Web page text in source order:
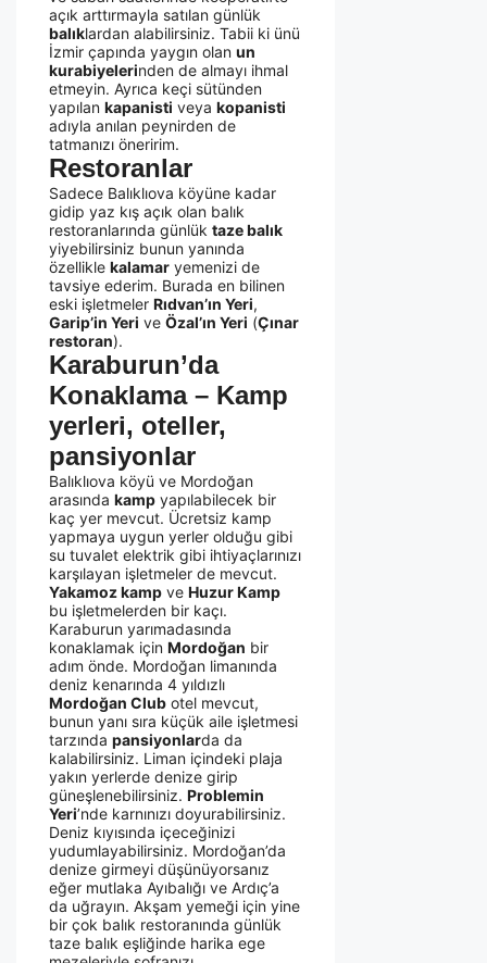
açık arttırmayla satılan günlük
balıklardan alabilirsiniz. Tabii ki ünü
İzmir çapında yaygın olan un
kurabiyelerinden de almayı ihmal
etmeyin. Ayrıca keçi sütünden
yapılan kapanisti veya kopanisti
adıyla anılan peynirden de
tatmanızı öneririm.
Restoranlar
Sadece Balıklıova köyüne kadar
gidip yaz kış açık olan balık
restoranlarında günlük taze balık
yiyebilirsiniz bunun yanında
özellikle kalamar yemenizi de
tavsiye ederim. Burada en bilinen
eski işletmeler Rıdvan’ın Yeri,
Garip’in Yeri ve Özal’ın Yeri (Çınar
restoran).
Karaburun’da
Konaklama – Kamp
yerleri, oteller,
pansiyonlar
Balıklıova köyü ve Mordoğan
arasında kamp yapılabilecek bir
kaç yer mevcut. Ücretsiz kamp
yapmaya uygun yerler olduğu gibi
su tuvalet elektrik gibi ihtiyaçlarınızı
karşılayan işletmeler de mevcut.
Yakamoz kamp ve Huzur Kamp
bu işletmelerden bir kaçı.
Karaburun yarımadasında
konaklamak için Mordoğan bir
adım önde. Mordoğan limanında
deniz kenarında 4 yıldızlı
Mordoğan Club otel mevcut,
bunun yanı sıra küçük aile işletmesi
tarzında pansiyonlarda da
kalabilirsiniz. Liman içindeki plaja
yakın yerlerde denize girip
güneşlenebilirsiniz. Problemin
Yeri’nde karnınızı doyurabilirsiniz.
Deniz kıyısında içeceğinizi
yudumlayabilirsiniz. Mordoğan’da
denize girmeyi düşünüyorsanız
eğer mutlaka Ayıbalığı ve Ardıç’a
da uğrayın. Akşam yemeği için yine
bir çok balık restoranında günlük
taze balık eşliğinde harika ege